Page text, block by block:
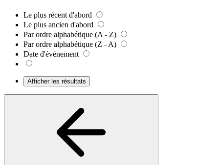
Le plus récent d'abord
Le plus ancien d'abord
Par ordre alphabétique (A - Z)
Par ordre alphabétique (Z - A)
Date d'événement
Afficher les résultats